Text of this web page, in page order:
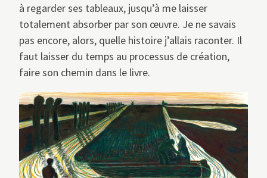
à regarder ses tableaux, jusqu’à me laisser
totalement absorber par son œuvre. Je ne savais
pas encore, alors, quelle histoire j’allais raconter. Il
faut laisser du temps au processus de création,
faire son chemin dans le livre.